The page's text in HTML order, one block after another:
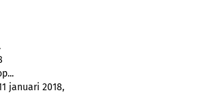
januari 2018,